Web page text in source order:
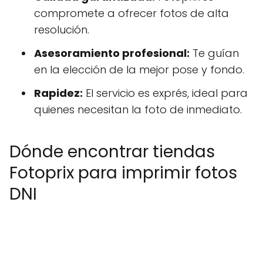
compromete a ofrecer fotos de alta
resolución.
Asesoramiento profesional: Te guían
en la elección de la mejor pose y fondo.
Rapidez: El servicio es exprés, ideal para
quienes necesitan la foto de inmediato.
Dónde encontrar tiendas
Fotoprix para imprimir fotos
DNI